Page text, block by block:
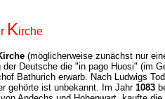
Kirche
(möglicherweise zunächst nur
der Deutsche die "in pago Huosi" (im
Bathurich erwarb. Nach Ludwigs
gehörte ist unbekannt. Im Jahr 1083